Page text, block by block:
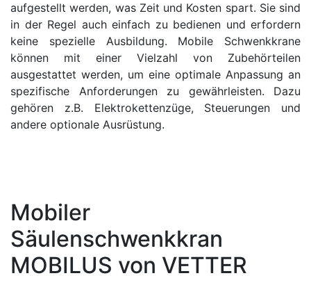
aufgestellt werden, was Zeit und Kosten spart. Sie sind
in der Regel auch einfach zu bedienen und erfordern
keine spezielle Ausbildung. Mobile Schwenkkrane
können mit einer Vielzahl von Zubehörteilen
ausgestattet werden, um eine optimale Anpassung an
spezifische Anforderungen zu gewährleisten. Dazu
gehören z.B. Elektrokettenzüge, Steuerungen und
andere optionale Ausrüstung.
Mobiler
Säulenschwenkkran
MOBILUS von VETTER